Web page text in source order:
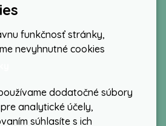
funkčnosť stránky,
nevyhnutné cookies
dodatočné súbory
analytické účely,
súhlasíte s ich